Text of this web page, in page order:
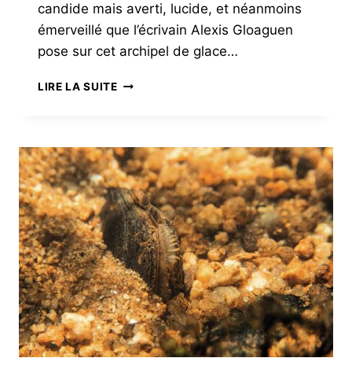
candide mais averti, lucide, et néanmoins
émerveillé que l’écrivain Alexis Gloaguen
pose sur cet archipel de glace…
LIRE LA SUITESAINT-
SI
LE
TEMPS
LE
PERMET…